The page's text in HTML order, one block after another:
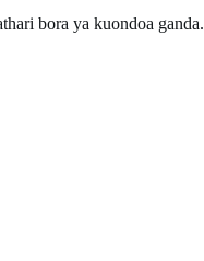
bora ya kuondoa ganda.